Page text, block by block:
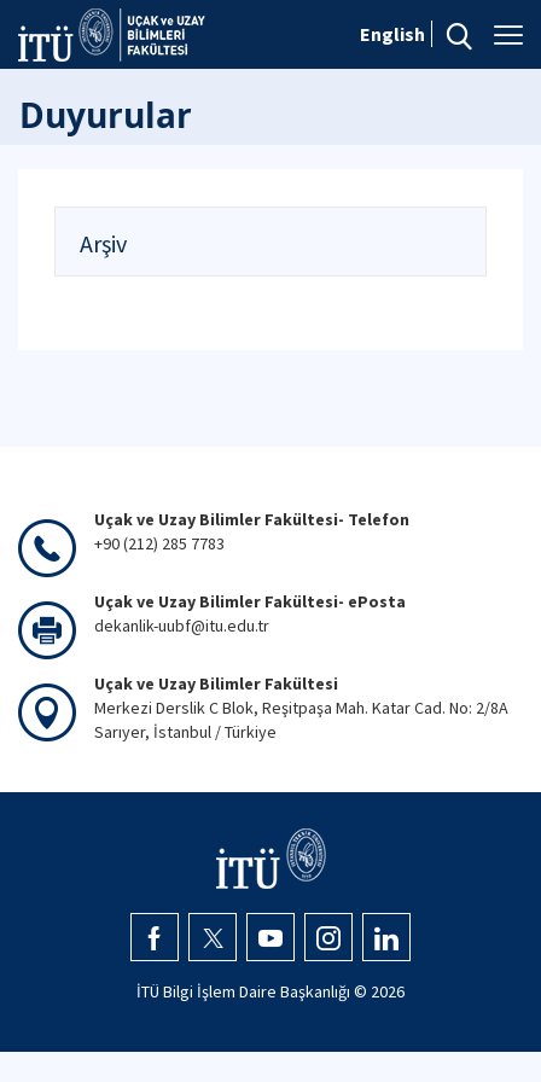
English
Duyurular
Arşiv
Uçak ve Uzay Bilimler Fakültesi- Telefon
+90 (212) 285 7783
Uçak ve Uzay Bilimler Fakültesi- ePosta
dekanlik-uubf@itu.edu.tr
Uçak ve Uzay Bilimler Fakültesi
Merkezi Derslik C Blok, Reşitpaşa Mah. Katar Cad. No: 2/8A
Sarıyer, İstanbul / Türkiye
İTÜ Bilgi İşlem Daire Başkanlığı © 2026